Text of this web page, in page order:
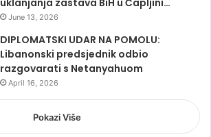
June 13, 2026
DIPLOMATSKI UDAR NA POMOLU:
Libanonski predsjednik odbio
razgovarati s Netanyahuom
April 16, 2026
Pokazi Više